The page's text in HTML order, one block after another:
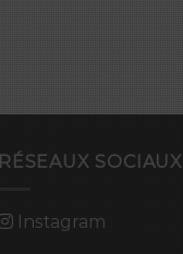
RÉSEAUX SOCIAUX
Instagram